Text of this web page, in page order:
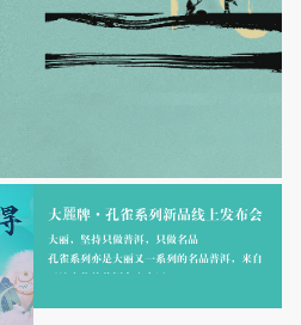
大麗牌·孔雀系列新品线上发布会
圆满落幕
大丽，坚持只做普洱，只做名品
孔雀系列亦是大丽又一系列的名品普洱，来自
天地杰作的普洱名山产区。